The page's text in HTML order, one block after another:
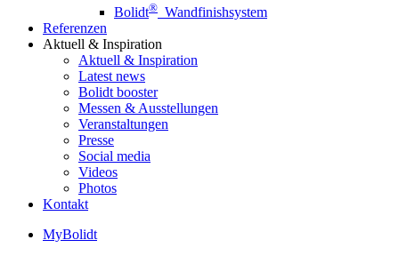
Bolidt® Wandfinishsystem
Referenzen
Aktuell & Inspiration
Aktuell & Inspiration
Latest news
Bolidt booster
Messen & Ausstellungen
Veranstaltungen
Presse
Social media
Videos
Photos
Kontakt
MyBolidt